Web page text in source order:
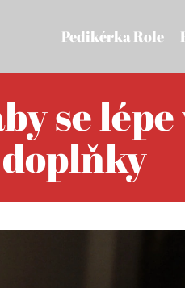
Pedikérka Role
se